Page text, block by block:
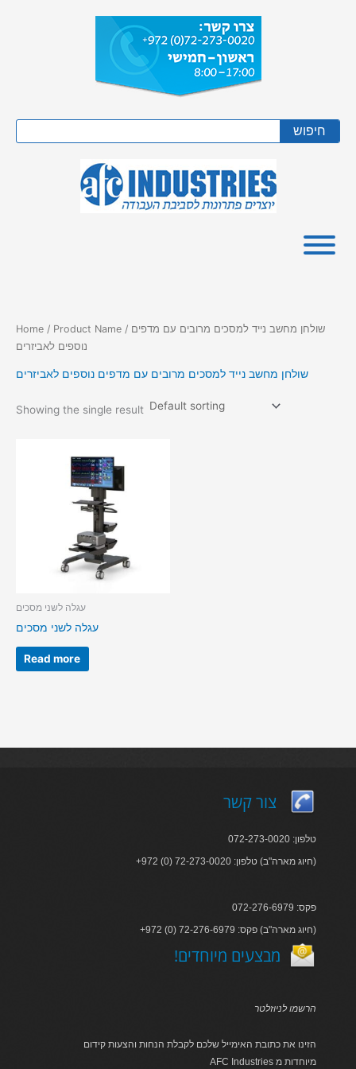
חיפוש
Home / Product Name / שולחן מחשב נייד למסכים מרובים עם מדפים
נוספים לאביזרים
שולחן מחשב נייד למסכים מרובים עם מדפים נוספים לאביזרים
Showing the single result
עגלה לשני מסכים
עגלה לשני מסכים
Read more
צור קשר
טלפון: 072-273-0020
+972 (0) 72-273-0020 :חיוג מארה"ב) טלפון)
פקס: 072-276-6979
+972 (0) 72-276-6979 :חיוג מארה"ב) פקס)
!מבצעים מיוחדים
הרשמו לניוזלטר
הזינו את כתובת האימייל שלכם לקבלת הנחות והצעות קידום
AFC Industries מיוחדות מ